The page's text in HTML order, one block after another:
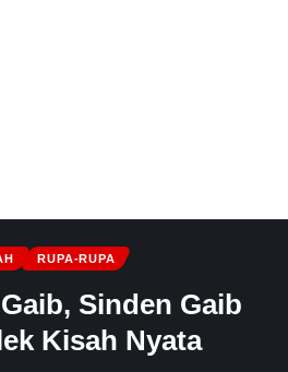
RUPA-RUPA
Sinden Gaib
Kisah Nyata